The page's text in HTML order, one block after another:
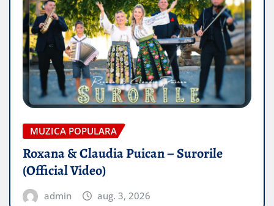
MUZICA POPULARA
Roxana & Claudia Puican – Surorile
(Official Video)
admin aug. 3, 2026